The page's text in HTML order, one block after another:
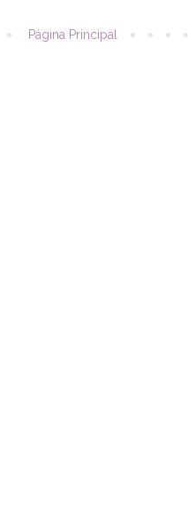
Página Principal